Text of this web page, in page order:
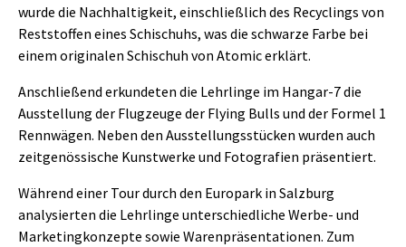
wurde die Nachhaltigkeit, einschließlich des Recyclings von
Reststoffen eines Schischuhs, was die schwarze Farbe bei
einem originalen Schischuh von Atomic erklärt.
Anschließend erkundeten die Lehrlinge im Hangar-7 die
Ausstellung der Flugzeuge der Flying Bulls und der Formel 1
Rennwägen. Neben den Ausstellungsstücken wurden auch
zeitgenössische Kunstwerke und Fotografien präsentiert.
Während einer Tour durch den Europark in Salzburg
analysierten die Lehrlinge unterschiedliche Werbe- und
Marketingkonzepte sowie Warenpräsentationen. Zum